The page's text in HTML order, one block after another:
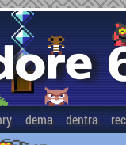
dema dentra